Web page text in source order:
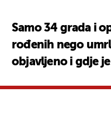
Samo 34 grada i
rođenih nego
objavljeno i gdje